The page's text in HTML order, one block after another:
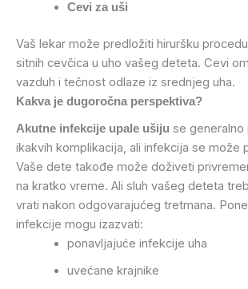
Cevi za uši
Vaš lekar može predložiti hiruršku
sitnih cevčica u uho vašeg deteta. Cevi
vazduh i tečnost odlaze iz srednjeg uha.
Kakva je dugoročna perspektiva?
Akutne infekcije upale ušiju se
ikakvih komplikacija, ali infekcija se može
Vaše dete takođe može doživeti
na kratko vreme. Ali sluh vašeg deteta
vrati nakon odgovarajućeg tretmana.
infekcije mogu izazvati:
ponavljajuće infekcije uha
uvećane krajnike